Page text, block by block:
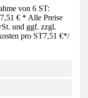
von 6 ST:
€ * Alle Preise
und ggf. zzgl.
pro ST7,51 €*/